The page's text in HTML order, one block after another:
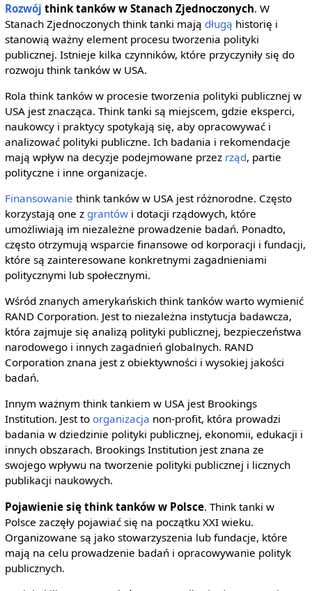
Rozwój think tanków w Stanach Zjednoczonych. W
Stanach Zjednoczonych think tanki mają długą historię i
stanowią ważny element procesu tworzenia polityki
publicznej. Istnieje kilka czynników, które przyczyniły się do
rozwoju think tanków w USA.
Rola think tanków w procesie tworzenia polityki publicznej w
USA jest znacząca. Think tanki są miejscem, gdzie eksperci,
naukowcy i praktycy spotykają się, aby opracowywać i
analizować polityki publiczne. Ich badania i rekomendacje
mają wpływ na decyzje podejmowane przez rząd, partie
polityczne i inne organizacje.
Finansowanie think tanków w USA jest różnorodne. Często
korzystają one z grantówi dotacji rządowych, które
umożliwiają im niezależne prowadzenie badań. Ponadto,
często otrzymują wsparcie finansowe od korporacji i fundacji,
które są zainteresowane konkretnymi zagadnieniami
politycznymi lub społecznymi.
Wśród znanych amerykańskich think tanków warto wymienić
RAND Corporation. Jest to niezależna instytucja badawcza,
która zajmuje się analizą polityki publicznej, bezpieczeństwa
narodowego i innych zagadnień globalnych. RAND
Corporation znana jest z obiektywności i wysokiej jakości
badań.
Innym ważnym think tankiem w USA jest Brookings
Institution. Jest to organizacja non-profit, która prowadzi
badania w dziedzinie polityki publicznej, ekonomii, edukacji i
innych obszarach. Brookings Institution jest znana ze
swojego wpływu na tworzenie polityki publicznej i licznych
publikacji naukowych.
Pojawienie się think tanków w Polsce. Think tanki w
Polsce zaczęły pojawiać się na początku XXI wieku.
Organizowane są jako stowarzyszenia lub fundacje, które
mają na celu prowadzenie badań i opracowywanie polityk
publicznych.